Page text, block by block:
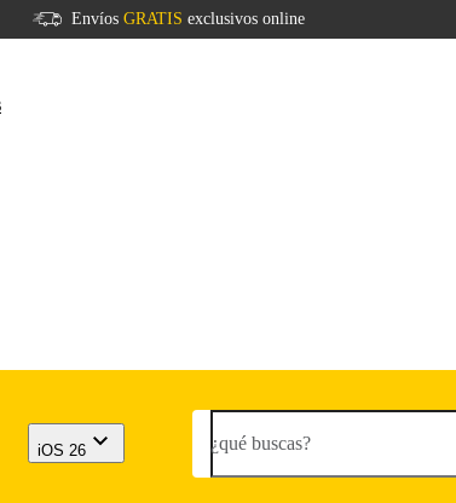
Envíos GRATIS exclusivos online
iOS 26 ¿qué buscas?